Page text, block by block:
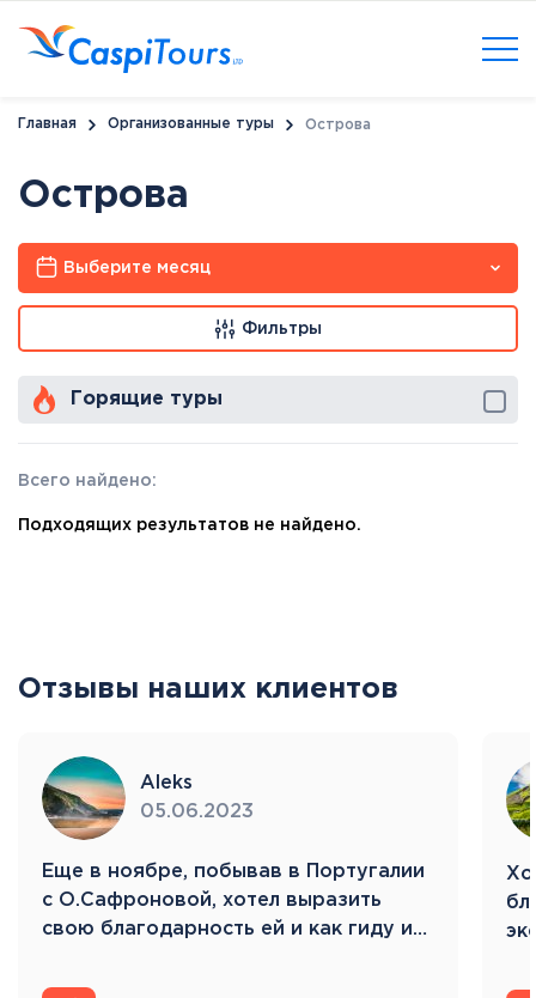
Главная Организованные туры Острова
Острова
Выберите месяц
Фильтры
Горящие туры
Всего найдено:
Подходящих результатов не найдено.
Отзывы наших клиентов
Aleks
05.06.2023
Eще в ноябре, побывав в Португалии
с О.Сафроновой, хотел выразить
свою благодарность ей и как гиду и…